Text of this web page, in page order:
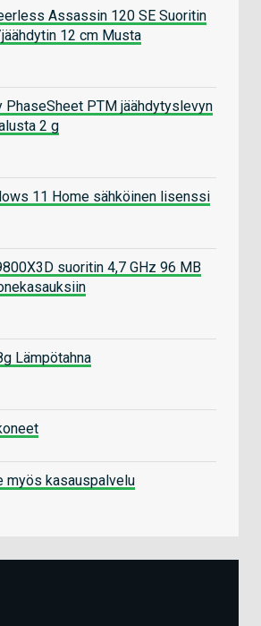
Assassin 120 SE Suoritin
12 cm Musta
PhaseSheet PTM jäähdytyslevyn
2 g
11 Home sähköinen lisenssi
suoritin 4,7 GHz 96 MB
Lämpötahna
myös kasauspalvelu